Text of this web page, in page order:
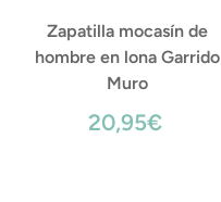
Zapatilla mocasín de
hombre en lona Garrido
Muro
20,95€